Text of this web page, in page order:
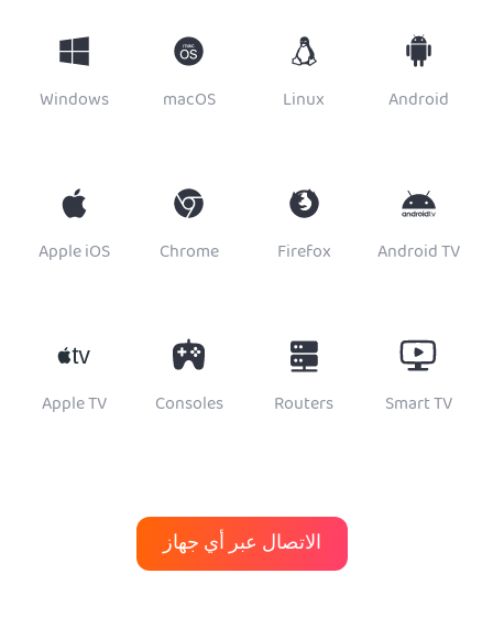
Windows macOS Linux Android
Apple iOS Chrome Firefox Android TV
Apple TV Consoles Routers Smart TV
الاتصال عبر أي جهاز